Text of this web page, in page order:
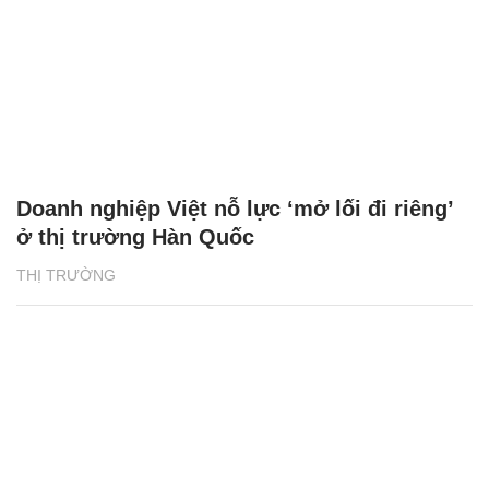
THỊ TRƯỜNG
Doanh nghiệp Việt nỗ lực ‘mở lối đi riêng’
ở thị trường Hàn Quốc